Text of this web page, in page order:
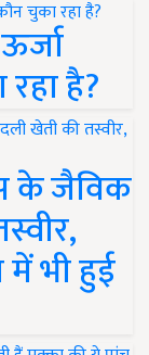
है?
के जैविक
भी हुई